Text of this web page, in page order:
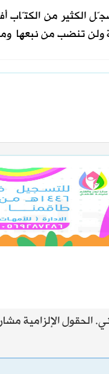
الكثير من الكتّاب
ولن تنضب من نبعها
الحقول الإلزامية